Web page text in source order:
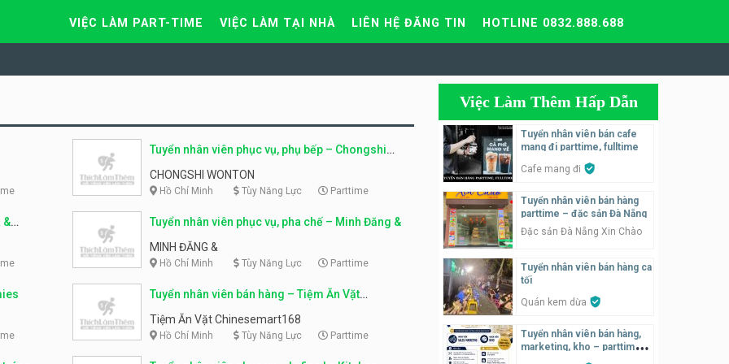
VIỆC LÀM PART-TIME VIỆC LÀM TẠI NHÀ LIÊN HỆ ĐĂNG TIN HOTLINE 0832.888.688
Tuyển nhân viên phục vụ, phụ bếp – Chongshi
Wonton
CHONGSHI WONTON
Hồ Chí Minh Tùy Năng Lực Parttime
&
Tuyển nhân viên phục vụ, pha chế – Minh Đăng &
MINH ĐĂNG &
Hồ Chí Minh Tùy Năng Lực Parttime
Tuyển nhân viên bán hàng – Tiệm Ăn Vặt
Chinesemart168
Tiệm Ăn Vặt Chinesemart168
Hồ Chí Minh Tùy Năng Lực Parttime
Việc Làm Thêm Hấp Dẫn
Tuyển nhân viên bán cafe
mang đi parttime, fulltime
Cafe mang đi
Tuyển nhân viên bán hàng
parttime – đặc sản Đà Nẵng
Đặc sản Đà Nẵng Xin Chào
Tuyển nhân viên bán hàng ca
tối
Quán kem dừa
Tuyển nhân viên bán hàng,
marketing, kho – parttime,